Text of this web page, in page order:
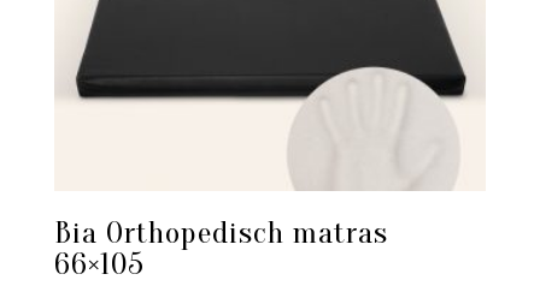
Bia Orthopedisch matras
66×105